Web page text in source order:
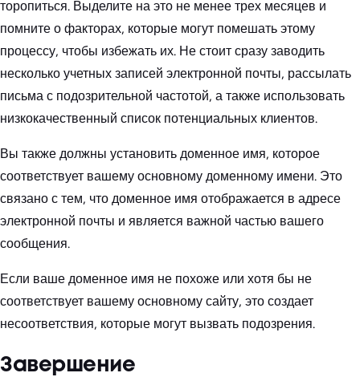
торопиться. Выделите на это не менее трех месяцев и
помните о факторах, которые могут помешать этому
процессу, чтобы избежать их. Не стоит сразу заводить
несколько учетных записей электронной почты, рассылать
письма с подозрительной частотой, а также использовать
низкокачественный список потенциальных клиентов.
Вы также должны установить доменное имя, которое
соответствует вашему основному доменному имени. Это
связано с тем, что доменное имя отображается в адресе
электронной почты и является важной частью вашего
сообщения.
Если ваше доменное имя не похоже или хотя бы не
соответствует вашему основному сайту, это создает
несоответствия, которые могут вызвать подозрения.
Завершение